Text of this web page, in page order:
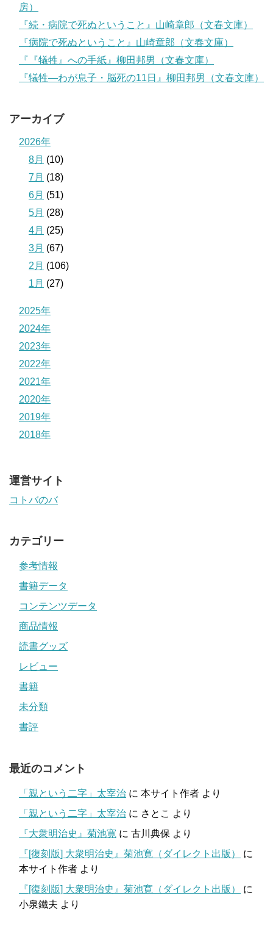
房）
『続・病院で死ぬということ』山崎章郎（文春文庫）
『病院で死ぬということ』山崎章郎（文春文庫）
『『犠牲』への手紙』柳田邦男（文春文庫）
『犠牲―わが息子・脳死の11日』柳田邦男（文春文庫）
アーカイブ
2026年
8月 (10)
7月 (18)
6月 (51)
5月 (28)
4月 (25)
3月 (67)
2月 (106)
1月 (27)
2025年
2024年
2023年
2022年
2021年
2020年
2019年
2018年
運営サイト
コトバのバ
カテゴリー
参考情報
書籍データ
コンテンツデータ
商品情報
読書グッズ
レビュー
書籍
未分類
書評
最近のコメント
「親という二字」太宰治 に 本サイト作者 より
「親という二字」太宰治 に さとこ より
『大衆明治史』菊池寛 に 古川典保 より
『[復刻版] 大衆明治史』菊池寛（ダイレクト出版）
に
本サイト作者 より
『[復刻版] 大衆明治史』菊池寛（ダイレクト出版）
に
小泉鐵夫 より